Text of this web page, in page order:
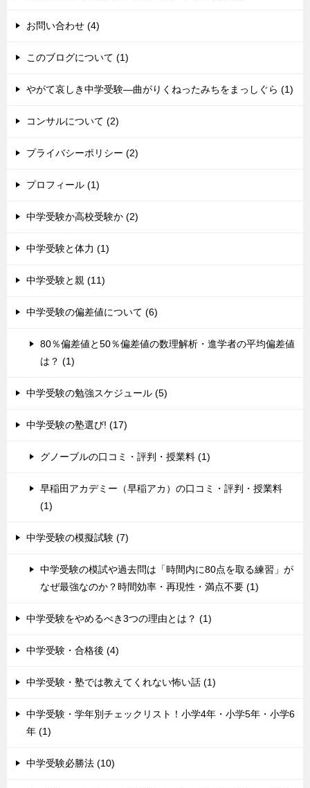
お問い合わせ (4)
このブログについて (1)
やがて哀しき中学受験―曲がりくねったみちをまっしぐら (1)
コンサルについて (2)
プライバシーポリシー (2)
プロフィール (1)
中学受験か高校受験か (2)
中学受験と体力 (1)
中学受験と親 (11)
中学受験の偏差値について (6)
80％偏差値と50％偏差値の数理解析・進学者の平均偏差値
は？ (1)
中学受験の勉強スケジュール (5)
中学受験の塾選び! (17)
グノーブルの口コミ・評判・授業料 (1)
早稲田アカデミー（早稲アカ）の口コミ・評判・授業料
(1)
中学受験の模擬試験 (7)
中学受験の模試や過去問は「時間内に80点を取る練習」が
なぜ最強なのか？時間効率・再現性・満点不要 (1)
中学受験をやめるべき3つの理由とは？ (1)
中学受験・合格後 (4)
中学受験・塾では教えてくれない怖い話 (1)
中学受験・学年別チェックリスト！小学4年・小学5年・小学6
年 (1)
中学受験必勝法 (10)